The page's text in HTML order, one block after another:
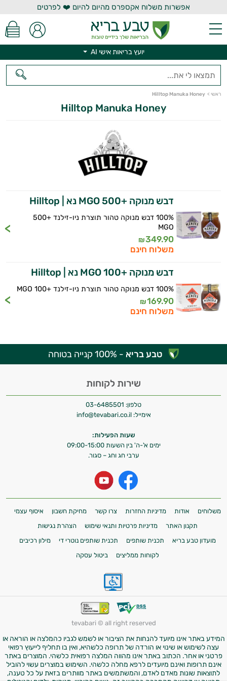
אפשרות משלוח אקספרס מהיום להיום ❤️ לפרטים
יועץ בריאות אישי AI
ראשי >
Hilltop Manuka Honey
Hilltop Manuka Honey
דבש מנוקה +500 MGO נא | Hilltop
100% דבש מנוקה טהור תוצרת ניו-זילנד +500
MGO
349.90
₪
משלוח חינם
דבש מנוקה +100 MGO נא | Hilltop
100% דבש מנוקה טהור תוצרת ניו-זילנד +100 MGO
169.90
₪
משלוח חינם
טבע בריא - 100% קנייה בטוחה
שירות לקוחות
טלפון: 03-6485501
אימייל: info@tevabari.co.il
שעות הפעילות:
ימים א'-ה' בין השעות 09:00-15:00
ערבי חג וחג – סגור.
משלוחים אודות מדיניות החזרות צרו קשר מחיקת חשבון
איסוף עצמי
תקנון האתר
מדיניות פרטיות ותנאי שימוש
הצהרת נגישות
מועדון טבע בריא
תכנית שותפים תכנית שותפים נוטרי די
מילון רכיבים
לקוחות ממליצים
ביטול עסקה
tevabari © all right reserved
המידע באתר אינו מיועד להנחות את הציבור או לשמש לגביו כהמלצה או הוראה או
עצה לשימוש או שינוי או הורדה של תרופה כלשהיא, ואין בו תחליף לייעוץ רפואי
פרטני או אחר. הכתוב באתר אינו מהווה המלצה רפואית כלשהי. המוצרים באתר
אינם תרופות ואינם מיועדים לרפא מחלה כלשהי. השימוש במוצרים עשוי להוביל
לתוצאות שונות מאדם לאדם, והמשתמשים באתר מוותרים בזאת על כל טענה,
יועץ בריאות אישי AI
אני יועץ הבריאות האישי AI של טבע בריא.
התשובות שלי מבוססות על מאגרי מידע קליניים
וספרות מקצועית בתחומי הרפואה הטבעית
התזונה ומוצרי הבריאות המדויקים למטרות
ולמצב הגופני שלך, ולהסביר לך אילו רכיבים
יום וגם בתחום הכושר והספורט.
המטרה שלי היא להתאים עבורך המלצות
אישיות מבוססות מדעית.
זה הזמן להתחיל. איך אוכל לעזור?